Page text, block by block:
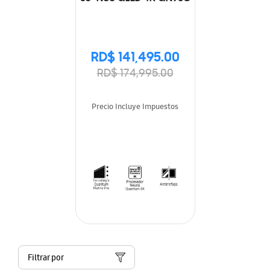
RD$ 141,495.00
RD$ 174,995.00
Precio Incluye Impuestos
Filtrar por